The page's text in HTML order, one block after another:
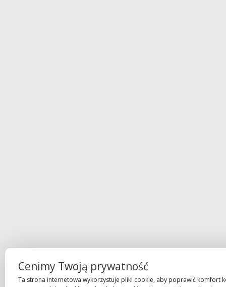
Cenimy Twoją prywatność
Ta strona internetowa wykorzystuje pliki cookie, aby poprawić komfort